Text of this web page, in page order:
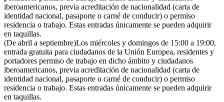
iberoamericanos, previa acreditación de nacionalidad (carta de
identidad nacional, pasaporte o carné de conducir) o permiso
residencia o trabajo. Estas entradas únicamente se pueden adquirir
en taquillas.
(De abril a septiembre)Los miércoles y domingos de 15:00 a 19:00,
entrada gratuita para ciudadanos de la Unión Europea, residentes y
portadores permiso de trabajo en dicho ámbito y ciudadanos
iberoamericanos, previa acreditación de nacionalidad (carta de
identidad nacional, pasaporte o carné de conducir) o permiso
residencia o trabajo. Estas entradas únicamente se pueden adquirir
en taquillas.